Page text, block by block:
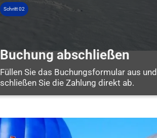
Schritt 02
Buchung abschließen
Füllen Sie das Buchungsformular aus und
schließen Sie die Zahlung direkt ab.